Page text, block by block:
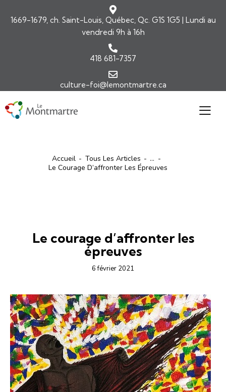
1669-1679, ch. Saint-Louis, Québec, Qc. G1S 1G5 | Lundi au
vendredi 9h à 16h
418 681-7357
culture-foi@lemontmartre.ca
Accueil Tous Les Articles
...
Le Courage D’affronter Les Épreuves
Le courage d’affronter les
épreuves
6 février 2021